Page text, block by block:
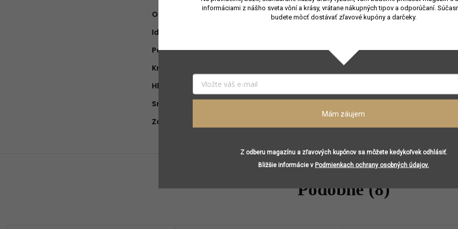
Objem náplne
≤ 100 ml
Ideálne na obdobie
Pohlavie:
Unisex
Krajina pôvodu
Hlava
Šafran, tymián
Srdce
Základ
Podobné (8)
informáciami z nášho sveta vôní a krásy, vrátane nákupných tipov a odporúčaní.
budete môcť dostávať zľavové kupóny a darčeky.
Mám záujem
Z odberu magazínu a zľavových kupónov sa môžete kedykoľvek odhlásiť.
Bližšie informácie v Podmienkach ochrany osobných údajov.